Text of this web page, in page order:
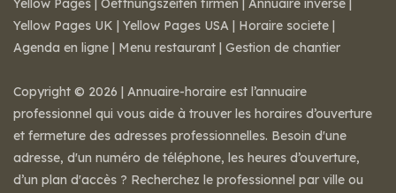
Yellow Pages | Oeffnungszeiten firmen | Annuaire inversé |
Yellow Pages UK | Yellow Pages USA | Horaire societe |
Agenda en ligne | Menu restaurant | Gestion de chantier
Copyright © 2026 | Annuaire-horaire est l’annuaire
professionnel qui vous aide à trouver les horaires d’ouverture
et fermeture des adresses professionnelles. Besoin d'une
adresse, d'un numéro de téléphone, les heures d’ouverture,
d’un plan d'accès ? Recherchez le professionnel par ville ou